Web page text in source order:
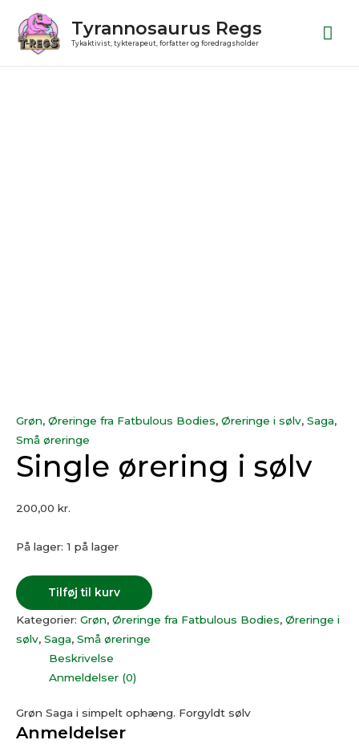
indholdet
Tyrannosaurus Regs
Tykaktivist, tykterapeut, forfatter og foredragsholder
Grøn, Øreringe fra Fatbulous Bodies, Øreringe i sølv, Saga,
Små øreringe
Single ørering i sølv
200,00 kr.
På lager: 1 på lager
Tilføj til kurv
Kategorier: Grøn, Øreringe fra Fatbulous Bodies, Øreringe i
sølv, Saga, Små øreringe
Beskrivelse
Anmeldelser (0)
Grøn Saga i simpelt ophæng. Forgyldt sølv
Anmeldelser